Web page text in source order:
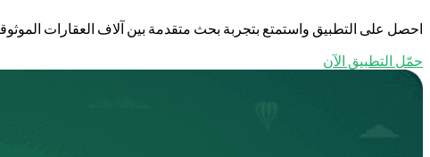
احصل على التطبيق واستمتع بتجربة بحث متقدمة بين آلاف العقارات
حمّل التطبيق الآن